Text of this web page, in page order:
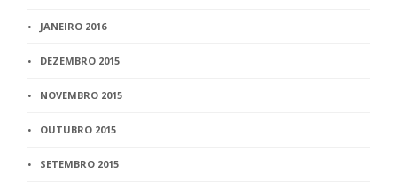
JANEIRO 2016
DEZEMBRO 2015
NOVEMBRO 2015
OUTUBRO 2015
SETEMBRO 2015